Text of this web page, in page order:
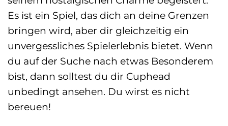
Es ist ein Spiel, das dich an deine Grenzen
bringen wird, aber dir gleichzeitig ein
unvergessliches Spielerlebnis bietet. Wenn
du auf der Suche nach etwas Besonderem
bist, dann solltest du dir Cuphead
unbedingt ansehen. Du wirst es nicht
bereuen!